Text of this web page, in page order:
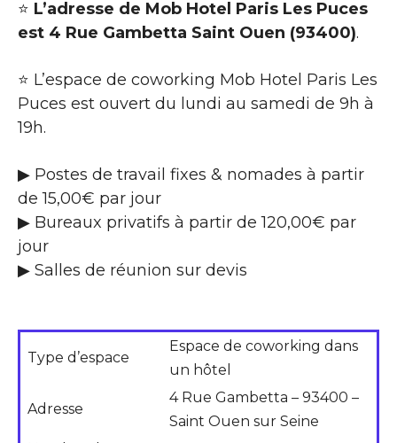
⭐ L’adresse de Mob Hotel Paris Les Puces
est 4 Rue Gambetta Saint Ouen (93400).
⭐ L’espace de coworking Mob Hotel Paris Les
Puces est ouvert du lundi au samedi de 9h à
19h.
▶ Postes de travail fixes & nomades à partir
de 15,00€ par jour
▶ Bureaux privatifs à partir de 120,00€ par
jour
▶ Salles de réunion sur devis
Type d’espace
Espace de coworking dans
un hôtel
Adresse
4 Rue Gambetta – 93400 –
Saint Ouen sur Seine